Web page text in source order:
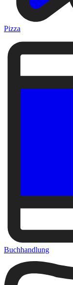
Pizza
Buchhandlung